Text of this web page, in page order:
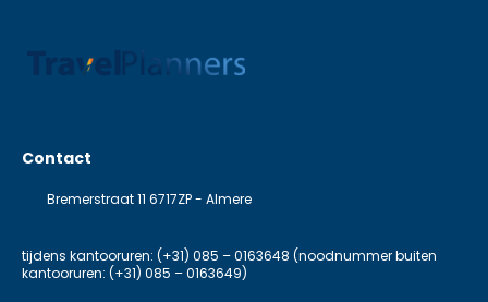
Contact
Bremerstraat 11 6717ZP - Almere
tijdens kantooruren: (+31) 085 – 0163648 (noodnummer buiten
kantooruren: (+31) 085 – 0163649)